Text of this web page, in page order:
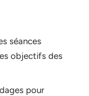
séances
objectifs des
pour